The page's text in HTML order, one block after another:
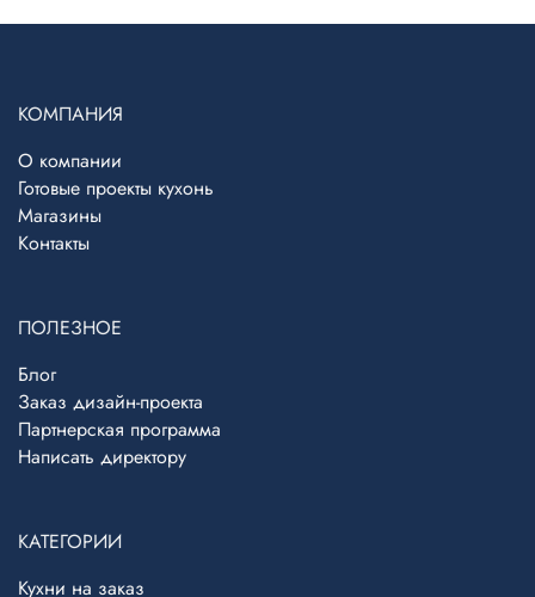
КОМПАНИЯ
О компании
Готовые проекты кухонь
Магазины
Контакты
ПОЛЕЗНОЕ
Блог
Заказ дизайн-проекта
Партнерская программа
Написать директору
КАТЕГОРИИ
Кухни на заказ